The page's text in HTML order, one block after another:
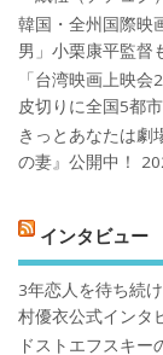
韓国・全州国際映
男」小栗康平監督
「台湾映画上映
皮切りに全国5都
きっとあなたは
の妻』公開中！
インタビュー
3年恋人を待ち続
村優衣公式インタ
ドストエフスキ